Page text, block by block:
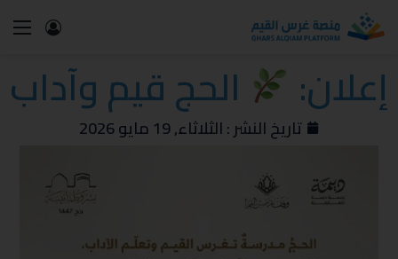
إعلان: الحج قيم وآداب
تاريخ النشر :الثلاثاء, 19 مايو 2026